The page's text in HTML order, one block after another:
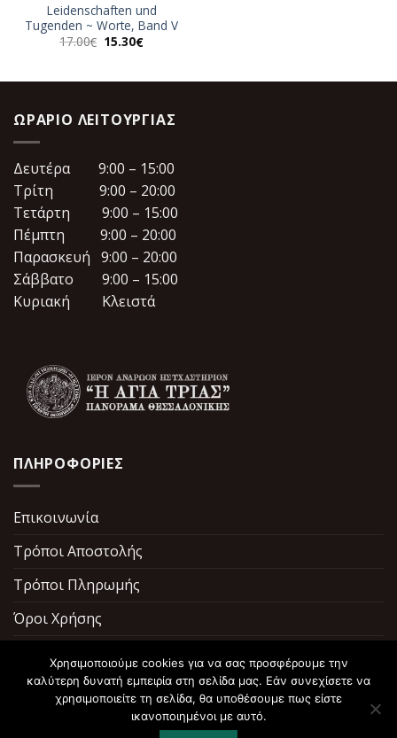
Leidenschaften und
Tugenden ~ Worte, Band V
17.00€ Original
15.30€Η
15.30€.
ΩΡΆΡΙΟ ΛΕΙΤΟΥΡΓΊΑΣ
Δευτέρα 9:00 – 15:00
Τρίτη 9:00 – 20:00
Τετάρτη 9:00 – 15:00
Πέμπτη 9:00 – 20:00
Παρασκευή 9:00 – 20:00
Σάββατο 9:00 – 15:00
Κυριακή Κλειστά
ΠΛΗΡΟΦΟΡΙΕΣ
Επικοινωνία
Τρόποι Αποστολής
Τρόποι Πληρωμής
Όροι Χρήσης
Χρησιμοποιούμε cookies για να σας προσφέρουμε την
καλύτερη δυνατή εμπειρία στη σελίδα μας. Εάν συνεχίσετε να
χρησιμοποιείτε τη σελίδα, θα υποθέσουμε πως είστε
ικανοποιημένοι με αυτό.